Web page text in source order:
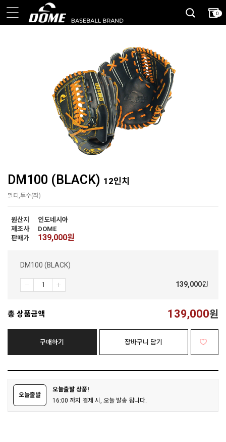
0
DM100 (BLACK) 12인치
멀티,투수(좌)
원산지
인도네시아
제조사
DOME
판매가
139,000원
DM100 (BLACK)
139,000원
총 상품금액 139,000원
구매하기 장바구니 담기
오늘출발
오늘출발 상품!
16:00 까지 결제 시, 오늘 발송 됩니다.